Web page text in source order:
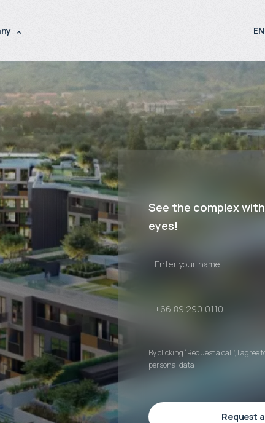
EN
See the complex
eyes!
By clicking “Request a call”, I
personal data
Request